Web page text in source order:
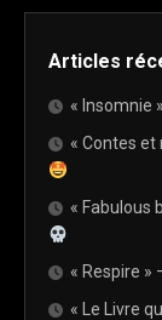
Articles
« Insomnie
« Contes et
« Fabulous
« Respire »
« Le Livre